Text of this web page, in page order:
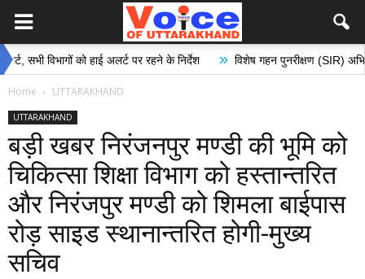
विभागों को हाई अलर्ट पर रहने के निर्देश » विशेष गहन पुनरीक्षण (SIR) अभियान के
Home UTTARAKHAND
UTTARAKHAND
बड़ी खबर निरंजनपुर मण्डी की भूमि को
चिकित्सा शिक्षा विभाग को हस्तान्तरित
और निरंजपुर मण्डी को शिमला बाईपास
रोड़ साइड स्थानान्तरित होगी-मुख्य
सचिव